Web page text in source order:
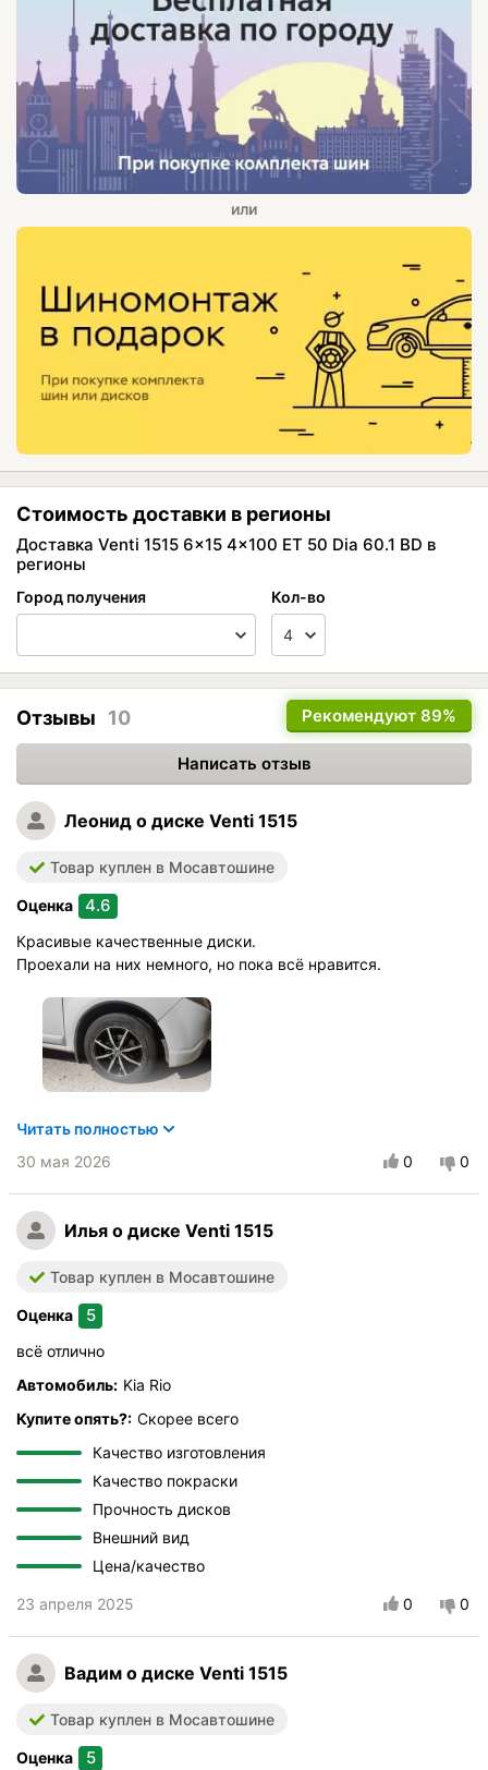
Стоимость доставки в регионы
Доставка Venti 1515 6x15 4x100 ET 50 Dia 60.1 BD в
регионы
Город получения Кол-во
Рекомендуют 89%
Отзывы 10
Написать отзыв
Леонид о диске Venti 1515
Товар куплен в Мосавтошине
Оценка 4.6
Красивые качественные диски.
Проехали на них немного, но пока всё нравится.
Автомобиль: Renault Sandero
Купите опять?:
Качество изготовления
Качество покраски
Внешний вид
Цена/качество
Читать полностью
30 мая 2026
0 0
Илья о диске Venti 1515
Товар куплен в Мосавтошине
Оценка 5
всё отлично
Автомобиль: Kia Rio
Купите опять?: Скорее всего
Качество изготовления
Качество покраски
Прочность дисков
Внешний вид
Цена/качество
23 апреля 2025 0 0
Вадим о диске Venti 1515
Товар куплен в Мосавтошине
Оценка 5